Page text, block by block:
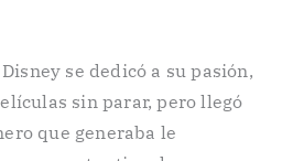
se dedicó a su pasión,
sin parar, pero llegó
que generaba le